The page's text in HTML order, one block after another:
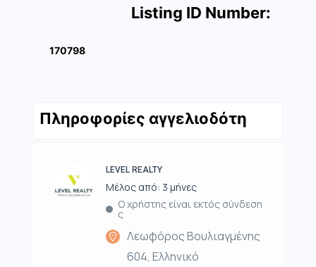
Listing ID Number:
170798
Πληροφορίες αγγελιοδότη
LEVEL REALTY
Μέλος από: 3 μήνες
Ο χρήστης είναι εκτός σύνδεση
ς
Λεωφόρος Βουλιαγμένης
604, Ελληνικό